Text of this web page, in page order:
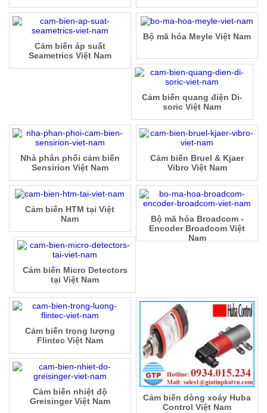
Cảm biến áp suất
Seametrics Việt Nam
Bộ mã hóa Meyle Việt Nam
Cảm biến quang điện Di-
soric Việt Nam
Cảm biến Bruel & Kjaer
Vibro Việt Nam
Nhà phân phối cảm biến
Sensirion Việt Nam
Bộ mã hóa Broadcom -
Encoder Broadcom Việt
Nam
Cảm biến HTM tại Việt
Nam
Cảm biến Micro Detectors
tại Việt Nam
Cảm biến trọng lượng
Flintec Việt Nam
Cảm biến dòng xoáy Huba
Control Việt Nam
Cảm biến nhiệt độ
Greisinger Việt Nam